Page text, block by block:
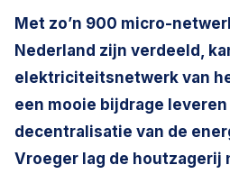
Met zo’n 900 micro-
Nederland zijn verdeeld,
elektriciteitsnetwerk van
een mooie bijdrage leveren
decentralisatie van de
Vroeger lag de houtzagerij